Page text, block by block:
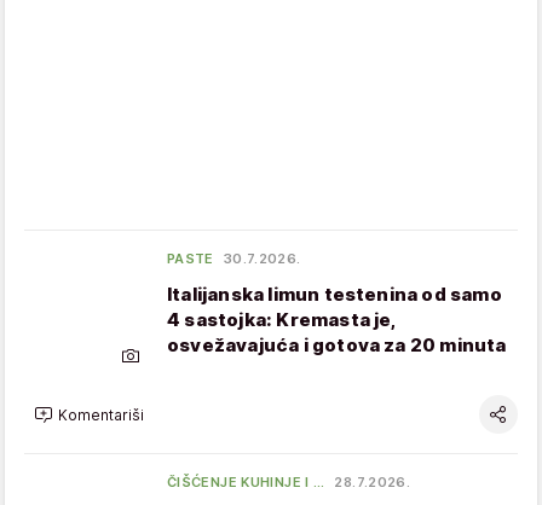
PASTE 30.7.2026.
Italijanska limun testenina od samo
4 sastojka: Kremasta je,
osvežavajuća i gotova za 20 minuta
Komentariši
ČIŠĆENJE KUHINJE I … 28.7.2026.